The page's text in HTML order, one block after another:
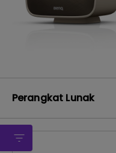
Perangkat Lunak